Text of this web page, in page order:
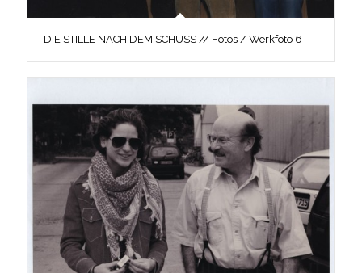
DIE STILLE NACH DEM SCHUSS // Fotos / Werkfoto 6